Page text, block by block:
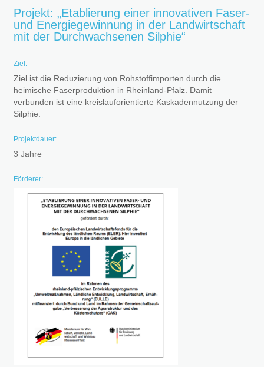
Projekt: „Etablierung einer innovativen Faser-
und Energiegewinnung in der Landwirtschaft
mit der Durchwachsenen Silphie“
Ziel:
Ziel ist die Reduzierung von Rohstoffimporten durch die
heimische Faserproduktion in Rheinland-Pfalz. Damit
verbunden ist eine kreislauforientierte Kaskadennutzung der
Silphie.
Projektdauer:
3 Jahre
Förderer: